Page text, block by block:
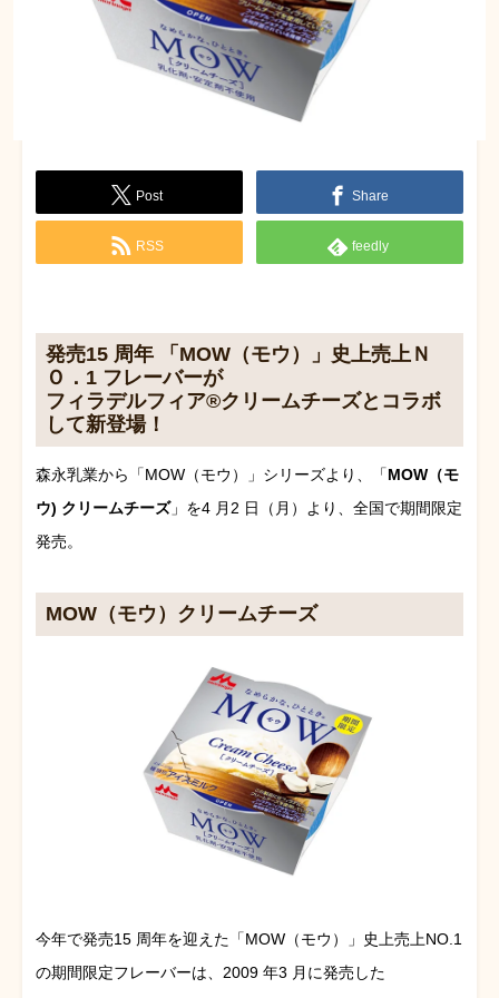
Post Share
RSS feedly
発売15 周年 「MOW（モウ）」史上売上Ｎ
Ｏ．1 フレーバーが
フィラデルフィア®クリームチーズとコラボ
して新登場！
森永乳業から「MOW（モウ）」シリーズより、「MOW（モ
ウ) クリームチーズ」を4 月2 日（月）より、全国で期間限定
発売。
MOW（モウ）クリームチーズ
今年で発売15 周年を迎えた「MOW（モウ）」史上売上NO.1
の期間限定フレーバーは、2009 年3 月に発売した